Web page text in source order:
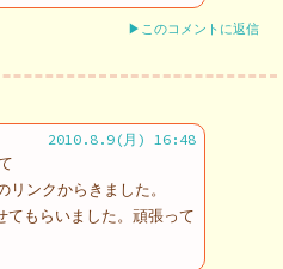
▶このコメントに返信
2010.8.9(月) 16:48
リンクからきました。
てもらいました。頑張って